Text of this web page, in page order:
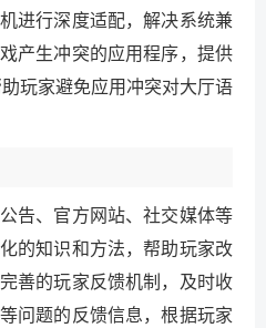
进行深度适配，解决系统兼
产生冲突的应用程序，提供
玩家避免应用冲突对大厅语
告、官方网站、社交媒体等
的知识和方法，帮助玩家改
善的玩家反馈机制，及时收
问题的反馈信息，根据玩家